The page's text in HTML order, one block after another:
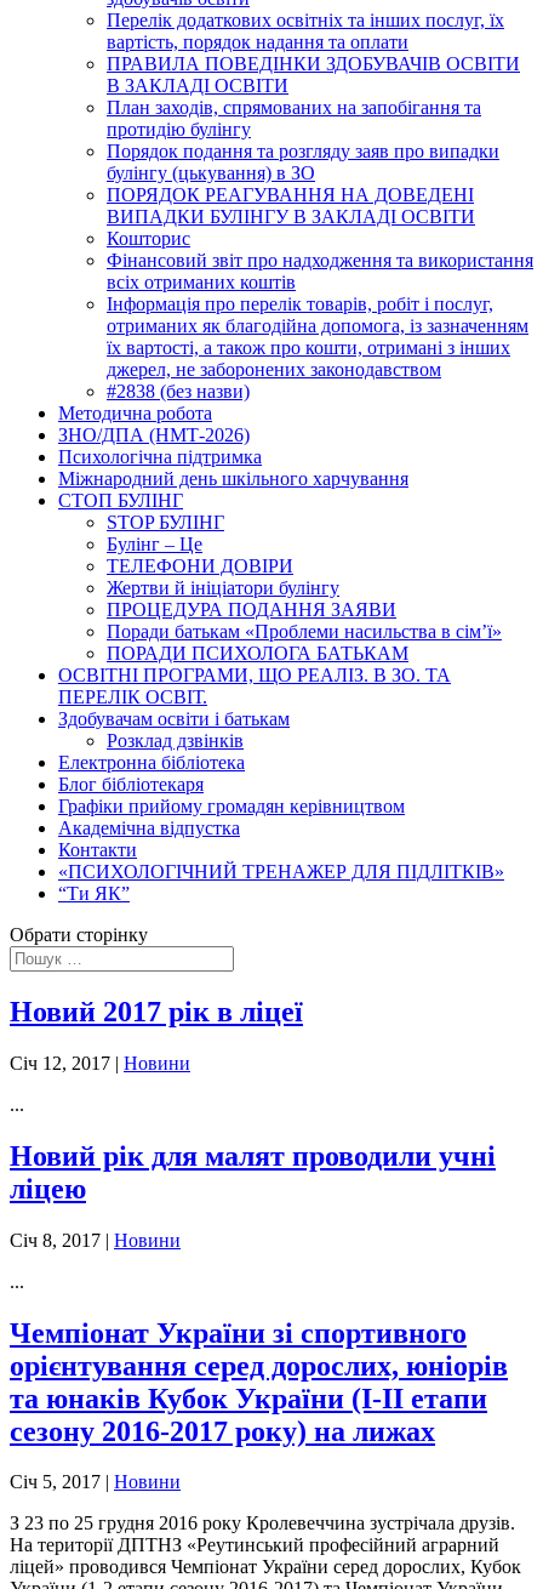
Перелік додаткових освітніх та інших послуг, їх
вартість, порядок надання та оплати
ПРАВИЛА ПОВЕДІНКИ ЗДОБУВАЧІВ ОСВІТИ
В ЗАКЛАДІ ОСВІТИ
План заходів, спрямованих на запобігання та
протидію булінгу
Порядок подання та розгляду заяв про випадки
булінгу (цькування) в ЗО
ПОРЯДОК РЕАГУВАННЯ НА ДОВЕДЕНІ
ВИПАДКИ БУЛІНГУ В ЗАКЛАДІ ОСВІТИ
Кошторис
Фінансовий звіт про надходження та використання
всіх отриманих коштів
Інформація про перелік товарів, робіт і послуг,
отриманих як благодійна допомога, із зазначенням
їх вартості, а також про кошти, отримані з інших
джерел, не заборонених законодавством
#2838 (без назви)
Методична робота
ЗНО/ДПА (НМТ-2026)
Психологічна підтримка
Міжнародний день шкільного харчування
СТОП БУЛІНГ
STOP БУЛІНГ
Булінг – Це
ТЕЛЕФОНИ ДОВІРИ
Жертви й ініціатори булінгу
ПРОЦЕДУРА ПОДАННЯ ЗАЯВИ
Поради батькам «Проблеми насильства в сім’ї»
ПОРАДИ ПСИХОЛОГА БАТЬКАМ
ОСВІТНІ ПРОГРАМИ, ЩО РЕАЛІЗ. В ЗО. ТА
ПЕРЕЛІК ОСВІТ.
Здобувачам освіти і батькам
Розклад дзвінків
Електронна бібліотека
Блог бібліотекаря
Графіки прийому громадян керівництвом
Академічна відпустка
Контакти
«ПСИХОЛОГІЧНИЙ ТРЕНАЖЕР ДЛЯ ПІДЛІТКІВ»
“Ти ЯК”
Обрати сторінку
Новий 2017 рік в ліцеї
Січ 12, 2017 | Новини
...
Новий рік для малят проводили учні
ліцею
Січ 8, 2017 | Новини
...
Чемпіонат України зі спортивного
орієнтування серед дорослих, юніорів
та юнаків Кубок України (І-ІІ етапи
сезону 2016-2017 року) на лижах
Січ 5, 2017 | Новини
З 23 по 25 грудня 2016 року Кролевеччина зустрічала друзів.
На території ДПТНЗ «Реутинський професійний аграрний
ліцей» проводився Чемпіонат України серед дорослих, Кубок